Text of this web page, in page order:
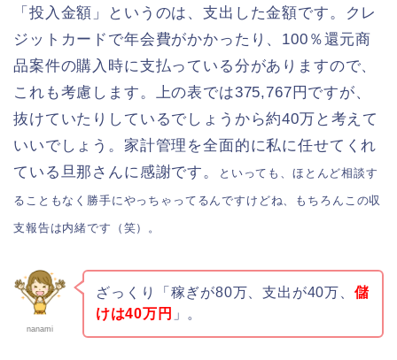
「投入金額」というのは、支出した金額です。クレ
ジットカードで年会費がかかったり、100％還元商
品案件の購入時に支払っている分がありますので、
これも考慮します。上の表では375,767円ですが、
抜けていたりしているでしょうから約40万と考えて
いいでしょう。家計管理を全面的に私に任せてくれ
ている旦那さんに感謝です。
といっても、ほとんど相談す
ることもなく勝手にやっちゃってるんですけどね、もちろんこの収
支報告は内緒です（笑）。
nanami
ざっくり 「稼ぎが80万、支出が40万、 儲
けは40万円 」 。